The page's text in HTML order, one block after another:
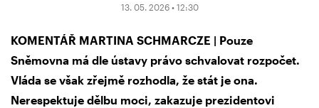
13. 05. 2026 • 12:30
KOMENTÁŘ MARTINA SCHMARCZE | Pouze
Sněmovna má dle ústavy právo schvalovat rozpočet.
Vláda se však zřejmě rozhodla, že stát je ona.
Nerespektuje dělbu moci, zakazuje prezidentovi